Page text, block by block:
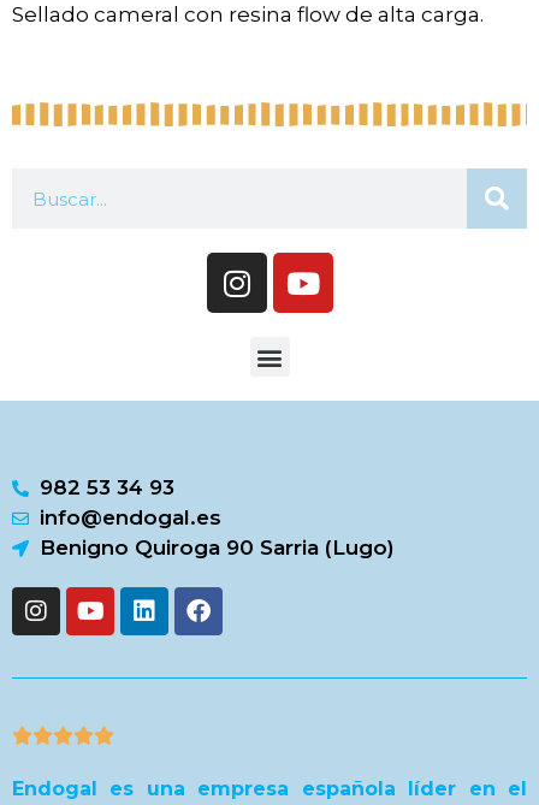
Sellado cameral con resina flow de alta carga.
982 53 34 93
info@endogal.es
Benigno Quiroga 90 Sarria (Lugo)

Endogal es una empresa española líder en el